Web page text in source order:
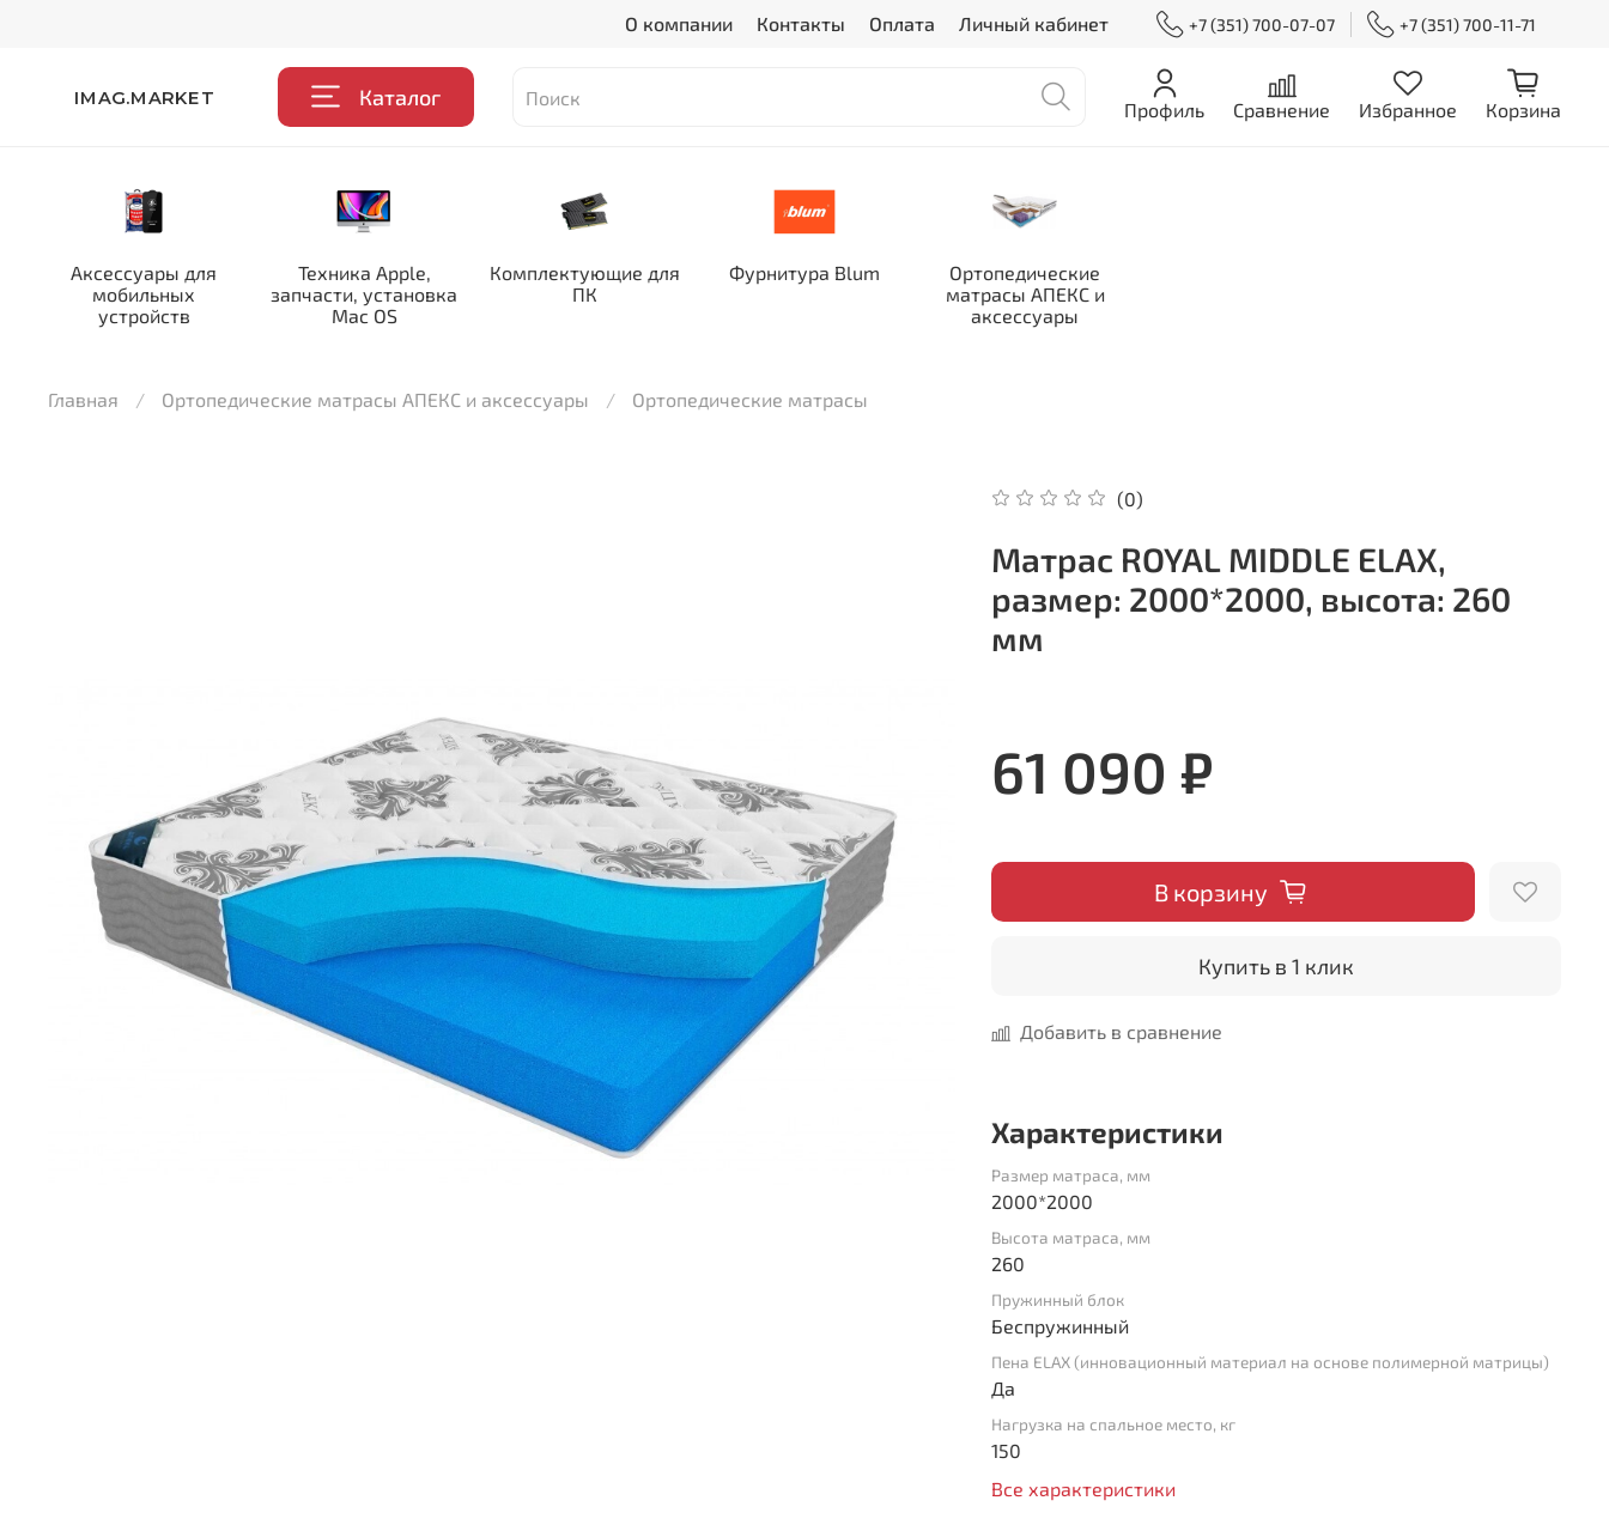
О компании Контакты Оплата Личный кабинет +7 (351) 700-07-07 +7 (351) 700-11-71
IMAG.MARKET Каталог Профиль Сравнение Избранное Корзина
Аксессуары для
мобильных
устройств
Техника Apple,
запчасти, установка
Mac OS
Комплектующие для
ПК
Фурнитура Blum
Ортопедические
матрасы АПЕКС и
аксессуары
Главная Ортопедические матрасы АПЕКС и аксессуары Ортопедические матрасы
(0)
Матрас ROYAL MIDDLE ELAX,
размер: 2000*2000, высота: 260
мм
61 090 ₽
В корзину
Купить в 1 клик
Добавить в сравнение
Характеристики
Размер матраса, мм
2000*2000
Высота матраса, мм
260
Пружинный блок
Беспружинный
Пена ELAX (инновационный материал на основе полимерной матрицы)
Да
Нагрузка на спальное место, кг
150
Все характеристики